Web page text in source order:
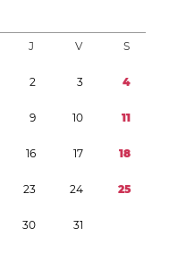
J V S
2 3 4
9 10 11
16 17 18
23 24 25
30 31